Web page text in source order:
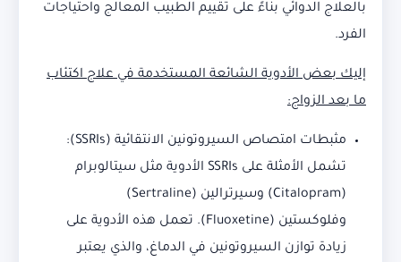
بالعلاج الدوائي بناءً على تقييم الطبيب المعالج واحتياجات
الفرد.
إليك بعض الأدوية الشائعة المستخدمة في علاج اكتئاب
ما بعد الزواج:
مثبطات امتصاص السيروتونين الانتقائية (SSRIs):
تشمل الأمثلة على SSRIs الأدوية مثل سيتالوبرام
(Citalopram) وسيرترالين (Sertraline)
وفلوكستين (Fluoxetine). تعمل هذه الأدوية على
زيادة توازن السيروتونين في الدماغ، والذي يعتبر